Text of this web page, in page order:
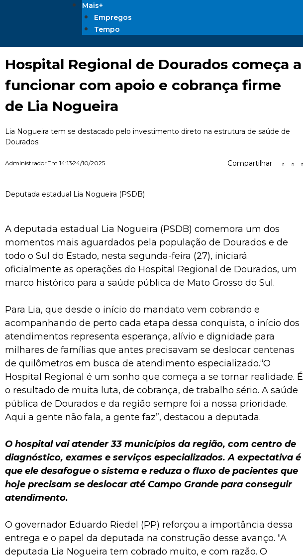
Mais+
Empregos
Tempo
Hospital Regional de Dourados começa a
funcionar com apoio e cobrança firme
de Lia Nogueira
Lia Nogueira tem se destacado pelo investimento direto na estrutura de saúde de
Dourados
AdministradorEm 14:1324/10/2025 Compartilhar
Deputada estadual Lia Nogueira (PSDB)
A deputada estadual Lia Nogueira (PSDB) comemora um dos
momentos mais aguardados pela população de Dourados e de
todo o Sul do Estado, nesta segunda-feira (27), iniciará
oficialmente as operações do Hospital Regional de Dourados, um
marco histórico para a saúde pública de Mato Grosso do Sul.
Para Lia, que desde o início do mandato vem cobrando e
acompanhando de perto cada etapa dessa conquista, o início dos
atendimentos representa esperança, alívio e dignidade para
milhares de famílias que antes precisavam se deslocar centenas
de quilômetros em busca de atendimento especializado.“O
Hospital Regional é um sonho que começa a se tornar realidade. É
o resultado de muita luta, de cobrança, de trabalho sério. A saúde
pública de Dourados e da região sempre foi a nossa prioridade.
Aqui a gente não fala, a gente faz”, destacou a deputada.
O hospital vai atender 33 municípios da região, com centro de
diagnóstico, exames e serviços especializados. A expectativa é
que ele desafogue o sistema e reduza o fluxo de pacientes que
hoje precisam se deslocar até Campo Grande para conseguir
atendimento.
O governador Eduardo Riedel (PP) reforçou a importância dessa
entrega e o papel da deputada na construção desse avanço. “A
deputada Lia Nogueira tem cobrado muito, e com razão. O